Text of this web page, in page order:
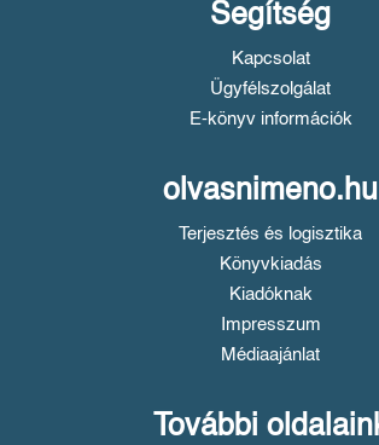
Segítség
Kapcsolat
Ügyfélszolgálat
E-könyv információk
olvasnimeno.hu
Terjesztés és logisztika
Könyvkiadás
Kiadóknak
Impresszum
Médiaajánlat
További